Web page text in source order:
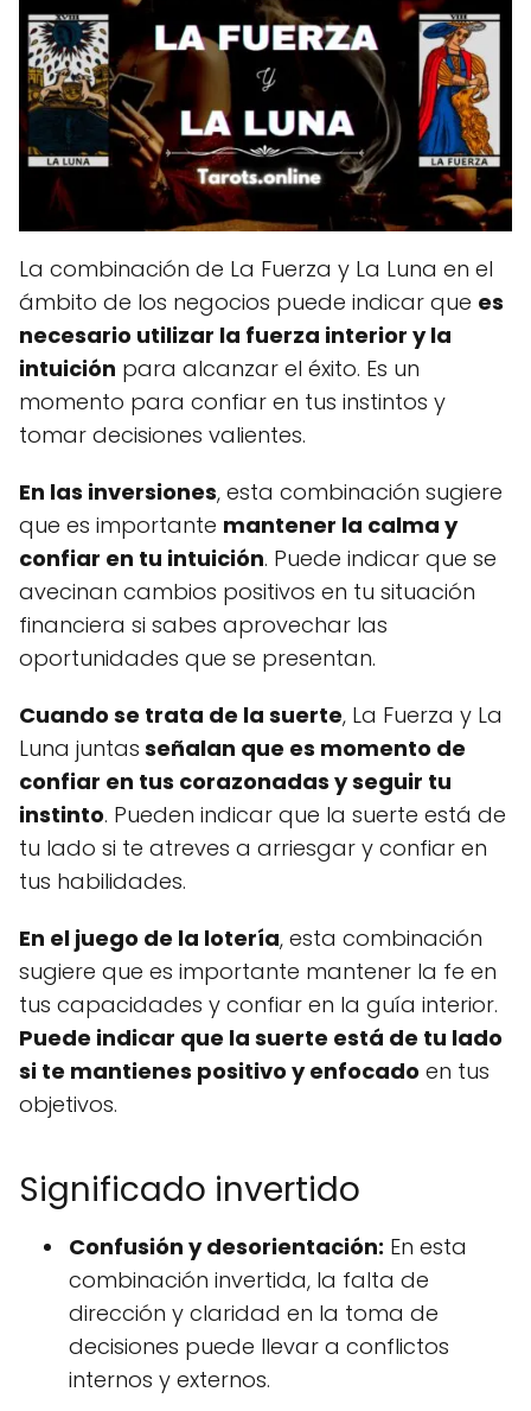
La combinación de La Fuerza y La Luna en el
ámbito de los negocios puede indicar que es
necesario utilizar la fuerza interior y la
intuición para alcanzar el éxito. Es un
momento para confiar en tus instintos y
tomar decisiones valientes.
En las inversiones, esta combinación sugiere
que es importante mantener la calma y
confiar en tu intuición. Puede indicar que se
avecinan cambios positivos en tu situación
financiera si sabes aprovechar las
oportunidades que se presentan.
Cuando se trata de la suerte, La Fuerza y La
Luna juntas señalan que es momento de
confiar en tus corazonadas y seguir tu
instinto. Pueden indicar que la suerte está de
tu lado si te atreves a arriesgar y confiar en
tus habilidades.
En el juego de la lotería, esta combinación
sugiere que es importante mantener la fe en
tus capacidades y confiar en la guía interior.
Puede indicar que la suerte está de tu lado
si te mantienes positivo y enfocado en tus
objetivos.
Significado invertido
Confusión y desorientación: En esta
combinación invertida, la falta de
dirección y claridad en la toma de
decisiones puede llevar a conflictos
internos y externos.